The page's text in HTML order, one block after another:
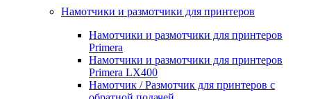
Намотчики и размотчики для принтеров
Намотчики и размотчики для принтеров
Primera
Намотчики и размотчики для принтеров
Primera LX400
Намотчик / Размотчик для принтеров с